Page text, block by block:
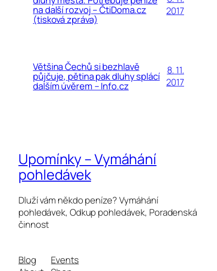
na další rozvoj – ČtiDoma.cz
(tisková zpráva)
2017
Většina Čechů si bezhlavě
půjčuje, pětina pak dluhy splácí
dalším úvěrem – Info.cz
8. 11.
2017
Upomínky – Vymáhání
pohledávek
Dluží vám někdo peníze? Vymáhání
pohledávek, Odkup pohledávek, Poradenská
činnost
Blog
Events